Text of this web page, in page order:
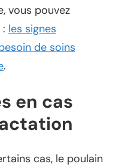
vous pouvez
les signes
de soins
.
en cas
cas, le poulain